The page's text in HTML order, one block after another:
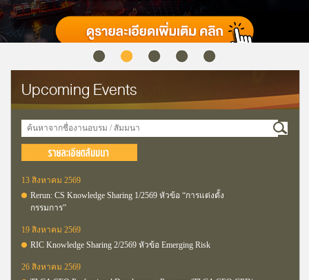
Upcoming Events
13 สิงหาคม 2569
Rerun: CS Knowledge Sharing 1/2569 หัวข้อ “การแต่งตั้ง
กรรมการ”
19 สิงหาคม 2569
RIC Knowledge Sharing 2/2569 หัวข้อ Emerging Risk
26 สิงหาคม 2569